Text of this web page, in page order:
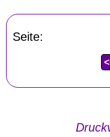
Seite: